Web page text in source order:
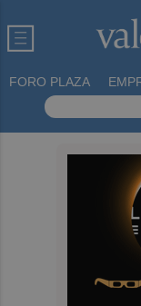
FORO PLAZA